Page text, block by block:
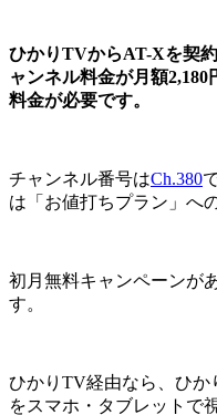
ひかりTVからAT-Xを契
ャンネル料金が月額
料金が必要です。
チャンネル番号はCh.380
は「お値打ちプラン」へ
初月無料キャンペーンが
す。
ひかりTV経由なら、ひか
をスマホ・タブレットで